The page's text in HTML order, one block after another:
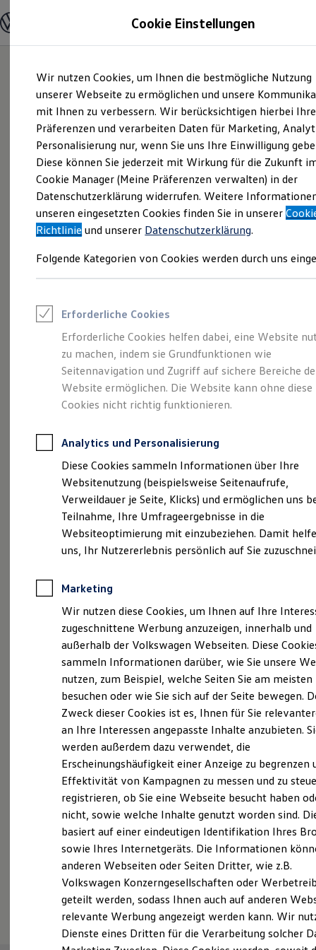
Hauptinhalt
springen
Footer
springen
Modelle und Konfigurator
Modelle vergleichen
Elektroautos
ENERGY Sondermodelle
Nutzfahrzeuge
SUV und CUV
Familienautos
Kombis
Kompaktwagen
Sportwagen
Schnell verfügbare Fahrzeuge
Angebote und Produkte
Aktuelle Angebote
E-Auto-Förderung
Volkswagen Marktplatz
Junge Gebrauchtwagen und Gebrauchtwagen
Saisonangebote
Leasing
Leasing-Angebote
Gebrauchtwagen Leasing
Junge Gebrauchtwagen-Leasing
Elektroauto Leasing
Kleinwagen-Leasing
Leasing ohne Anzahlung
Autokredit mit Schlussrate
Versicherungen und Garantien
Kfz-Versicherung
Restschuldversicherungen
Garantien
Wartungsverträge
Geschäftskunden
Professional Class bei Volkswagen
Großkunden
Behörden
Anpfiff zum Gewinn
Elektroautos
ID. Tutorials
Elektrofahrzeugkonzepte
Reichweite
Reichweite der ID. Modelle
Reichweite im Winter
Laden
Laden unterwegs
Laden Zuhause
Ladezeitensimulator
Batterie
Sicherheit
Garantie und Lebensdauer
Nachhaltigkeit
Technologie
Kosten und Kauf
Verbrauchskosten
Kaufoptionen
E-Auto-Förderung
Software und Konnektivität
Die ID. Software 6
ID. Software Versionen und Updates
Digitale Extras
Schnittstellen zu Ihrem ID.
Eleganzschön
großartig. Der Passat.
Probefahrt vereinbaren
Fahrzeugangebot anfordern
Servicetermin buchen
Serviceanfrage stellen
Cookie Einstellungen
Wir nutzen Cookies, um Ihnen die bestmögliche Nutzung
unserer Webseite zu ermöglichen und unsere
mit Ihnen zu verbessern. Wir berücksichtigen hierbei Ihre
Präferenzen und verarbeiten Daten für Marketing,
Personalisierung nur, wenn Sie uns Ihre Einwilligung
Diese können Sie jederzeit mit Wirkung für die Zukunft
Cookie Manager (Meine Präferenzen verwalten) in der
Datenschutzerklärung widerrufen. Weitere
unseren eingesetzten Cookies finden Sie in unserer
Richtlinie und unserer Datenschutzerklärung.
Folgende Kategorien von Cookies werden durch uns
Erforderliche Cookies
Erforderliche Cookies helfen dabei, eine Website
zu machen, indem sie Grundfunktionen wie
Seitennavigation und Zugriff auf sichere Bereiche
Website ermöglichen. Die Website kann ohne diese
Cookies nicht richtig funktionieren.
Analytics und Personalisierung
Diese Cookies sammeln Informationen über Ihre
Websitenutzung (beispielsweise Seitenaufrufe,
Verweildauer je Seite, Klicks) und ermöglichen uns
Teilnahme, Ihre Umfrageergebnisse in die
Websiteoptimierung mit einzubeziehen. Damit
uns, Ihr Nutzererlebnis persönlich auf Sie
Marketing
Wir nutzen diese Cookies, um Ihnen auf Ihre
zugeschnittene Werbung anzuzeigen, innerhalb und
außerhalb der Volkswagen Webseiten. Diese
sammeln Informationen darüber, wie Sie unsere
nutzen, zum Beispiel, welche Seiten Sie am meisten
besuchen oder wie Sie sich auf der Seite bewegen.
Zweck dieser Cookies ist es, Ihnen für Sie
an Ihre Interessen angepasste Inhalte anzubieten.
werden außerdem dazu verwendet, die
Erscheinungshäufigkeit einer Anzeige zu begrenzen
Effektivität von Kampagnen zu messen und zu
registrieren, ob Sie eine Webseite besucht haben
nicht, sowie welche Inhalte genutzt worden sind.
basiert auf einer eindeutigen Identifikation Ihres
sowie Ihres Internetgeräts. Die Informationen
anderen Webseiten oder Seiten Dritter, wie z.B.
Volkswagen Konzerngesellschaften oder
geteilt werden, sodass Ihnen auch auf anderen
relevante Werbung angezeigt werden kann. Wir
Dienste eines Dritten für die Verarbeitung solcher